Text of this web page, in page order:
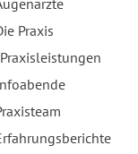
Praxis
Praxisleistungen